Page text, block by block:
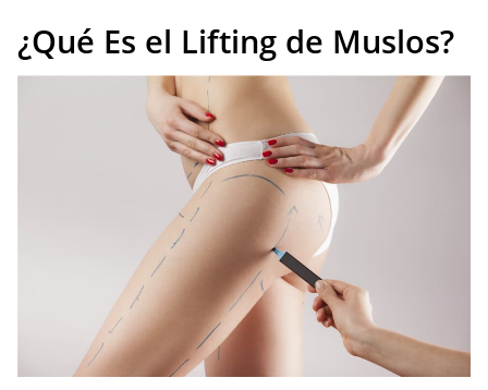
¿Qué Es el Lifting de Muslos?